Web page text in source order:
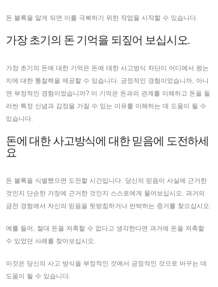
돈 블록을 알게 되면 이를 극복하기 위한 작업을 시작할 수 있습니다.
가장 초기의 돈 기억을 되짚어 보십시오.
가장 초기의 돈에 대한 기억은 돈에 대한 사고방식 차단이 어디에서 왔는
지에 대한 통찰력을 제공할 수 있습니다. 긍정적인 경험이었습니까, 아니
면 부정적인 경험이었습니까? 이 기억은 돈과의 관계를 이해하고 돈을 둘
러싼 특정 신념과 감정을 가질 수 있는 이유를 이해하는 데 도움이 될 수
있습니다.
돈에 대한 사고방식에 대한 믿음에 도전하세
요
돈 블록을 식별했으면 도전할 시간입니다. 당신의 믿음이 사실에 근거한
것인지 단순한 가정에 근거한 것인지 스스로에게 물어보십시오. 과거의
금전 경험에서 자신의 믿음을 뒷받침하거나 반박하는 증거를 찾으십시오.
예를 들어, 절대 돈을 저축할 수 없다고 생각한다면 과거에 돈을 저축할
수 있었던 사례를 찾아보십시오.
이것은 당신의 사고 방식을 부정적인 것에서 긍정적인 것으로 바꾸는 데
도움이 될 수 있습니다.